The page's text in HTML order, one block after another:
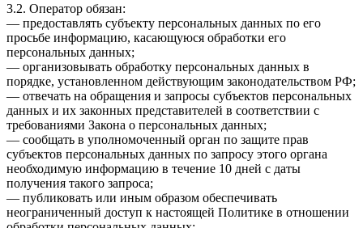
3.2. Оператор обязан:
— предоставлять субъекту персональных данных по его
просьбе информацию, касающуюся обработки его
персональных данных;
— организовывать обработку персональных данных в
порядке, установленном действующим законодательством РФ;
— отвечать на обращения и запросы субъектов персональных
данных и их законных представителей в соответствии с
требованиями Закона о персональных данных;
— сообщать в уполномоченный орган по защите прав
субъектов персональных данных по запросу этого органа
необходимую информацию в течение 10 дней с даты
получения такого запроса;
— публиковать или иным образом обеспечивать
неограниченный доступ к настоящей Политике в отношении